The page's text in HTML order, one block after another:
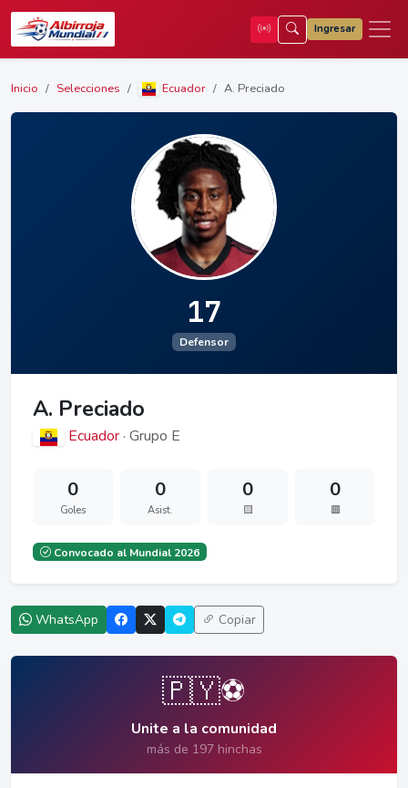
Ingresar
Inicio Selecciones Ecuador A. Preciado
17
Defensor
A. Preciado
Ecuador · Grupo E
0
Goles
0
Asist.
0
🟨
0
🟥
Convocado al Mundial 2026
WhatsApp Copiar
🇵🇾⚽
Unite a la comunidad
más de 197 hinchas